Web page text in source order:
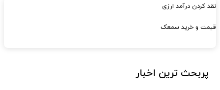
نقد کردن درآمد ارزی
قیمت و خرید سمعک
پربحث ترین اخبار